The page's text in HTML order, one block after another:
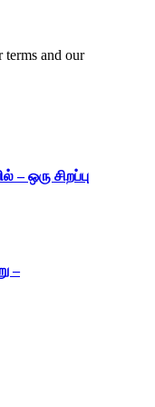
terms and our
ஒரு சிறப்பு
–